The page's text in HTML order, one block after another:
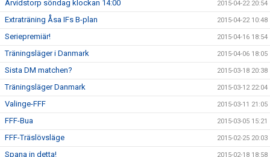
Arvidstorp söndag klockan 14:00 2015-04-22 20:54
Extraträning Åsa IFs B-plan 2015-04-22 10:48
Seriepremiär! 2015-04-16 18:54
Träningsläger i Danmark 2015-04-06 18:05
Sista DM matchen? 2015-03-18 20:38
Träningsläger Danmark 2015-03-12 22:04
Valinge-FFF 2015-03-11 21:05
FFF-Bua 2015-03-05 15:21
FFF-Träslövsläge 2015-02-25 20:03
Spana in detta! 2015-02-18 18:58